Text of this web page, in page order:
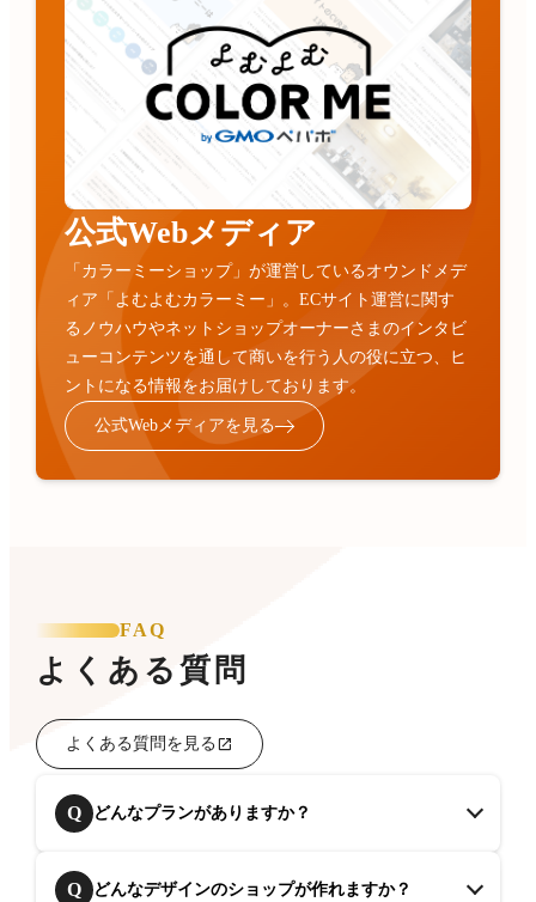
公式Webメディア
「カラーミーショップ」が運営しているオウンドメデ
ィア「よむよむカラーミー」。ECサイト運営に関す
るノウハウやネットショップオーナーさまのインタビ
ューコンテンツを通して商いを行う人の役に立つ、ヒ
ントになる情報をお届けしております。
公式Webメディアを見る
FAQ
よくある質問
よくある質問を見る
Q どんなプランがありますか？
Q どんなデザインのショップが作れますか？